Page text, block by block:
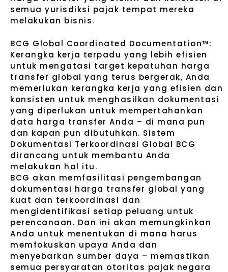
semua yurisdiksi pajak tempat mereka
melakukan bisnis.
BCG Global Coordinated Documentation™:
Kerangka kerja terpadu yang lebih efisien
untuk mengatasi target kepatuhan harga
transfer global yang terus bergerak, Anda
memerlukan kerangka kerja yang efisien dan
konsisten untuk menghasilkan dokumentasi
yang diperlukan untuk mempertahankan
data harga transfer Anda – di mana pun
dan kapan pun dibutuhkan. Sistem
Dokumentasi Terkoordinasi Global BCG
dirancang untuk membantu Anda
melakukan hal itu.
BCG akan memfasilitasi pengembangan
dokumentasi harga transfer global yang
kuat dan terkoordinasi dan
mengidentifikasi setiap peluang untuk
perencanaan. Dan ini akan memungkinkan
Anda untuk menentukan di mana harus
memfokuskan upaya Anda dan
menyebarkan sumber daya – memastikan
semua persyaratan otoritas pajak negara